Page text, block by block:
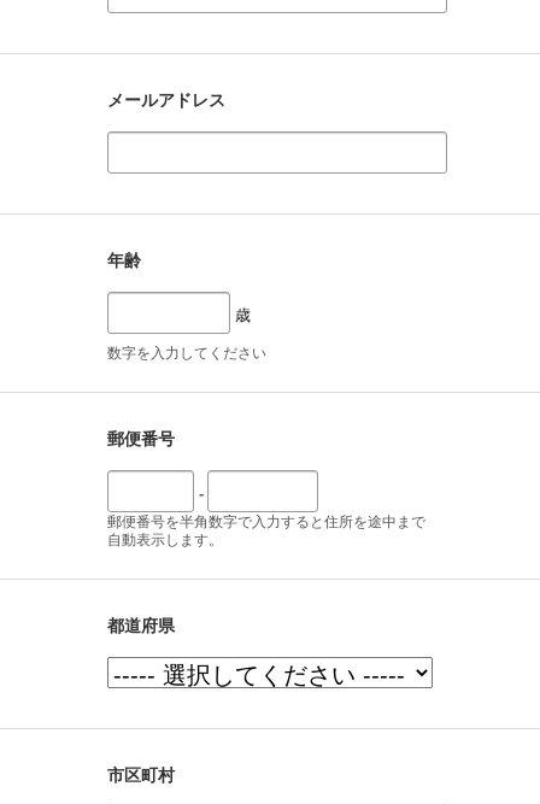
メールアドレス
年齢
歳
数字を入力してください
郵便番号
-
郵便番号を半角数字で入力すると住所を途中まで
自動表示します。
都道府県
市区町村